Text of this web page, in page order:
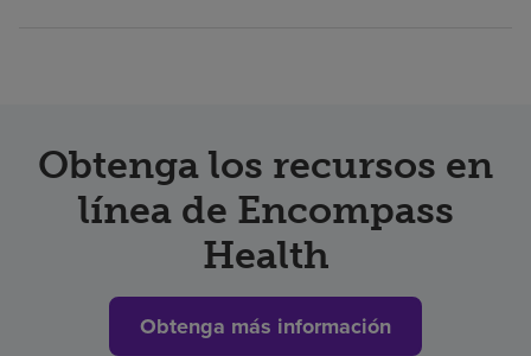
Obtenga los recursos en
línea de Encompass
Health
Obtenga más información